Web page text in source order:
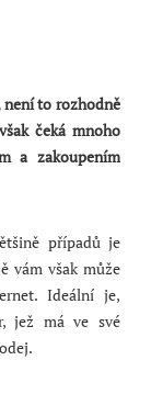
není to rozhodně
čeká mnoho
a zakoupením
případů je
vám však může
Ideální je,
jež má ve své